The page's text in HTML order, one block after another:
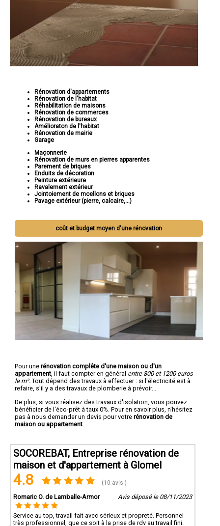
Rénovation d'appartements
Rénovation de l'habitat
Réhabilitation de maisons
Rénovation de commerces
Rénovation de bureaux
Amélioraton de l'habitat
Rénovation de mairie
Garage
Maçonnerie
Rénovation de murs en pierres apparentes
Parement de briques
Enduits de décoration
Peinture extérieure
Ravalement extérieur
Jointoiement de moellons et briques
Pavage extérieur (pierre, calcaire,...)
coût et budget moyen d'une rénovation
Pour une rénovation complête d'une maison ou d'un
appartement , il faut compter en général entre 800 et 1200 euros
le m². Tout dépend des travaux à effectuer : si l'électricité est à
refaire, s'il y a des travaux de plomberie à prévoir...
De plus, si vous réalisez des travaux d'isolation, vous pouvez
bénéficier de l'éco-prêt à taux 0%. Pour en savoir plus, n'hésitez
pas à nous demander un devis pour votre rénovation de
maison ou appartement
SOCOREBAT, Entreprise rénovation de
maison et d'appartement à Glomel
4.8 (10 avis )
Romaric O. de Lamballe-Armor Avis déposé le 08/11/2023
Service au top, travail fait avec sérieux et propreté. Personnel
très professionnel, que ce soit à la prise de rdv au travail fini.